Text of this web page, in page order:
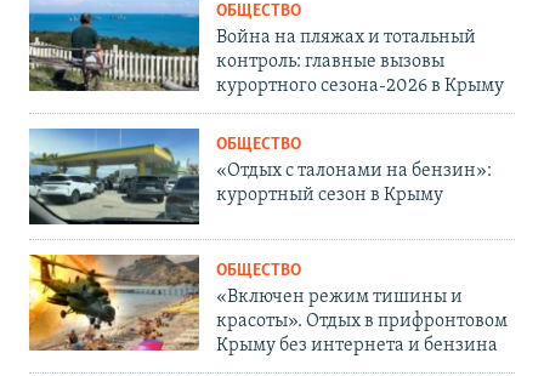
ОБЩЕСТВО
Война на пляжах и тотальный
контроль: главные вызовы
курортного сезона-2026 в Крыму
ОБЩЕСТВО
«Отдых с талонами на бензин»:
курортный сезон в Крыму
ОБЩЕСТВО
«Включен режим тишины и
красоты». Отдых в прифронтовом
Крыму без интернета и бензина